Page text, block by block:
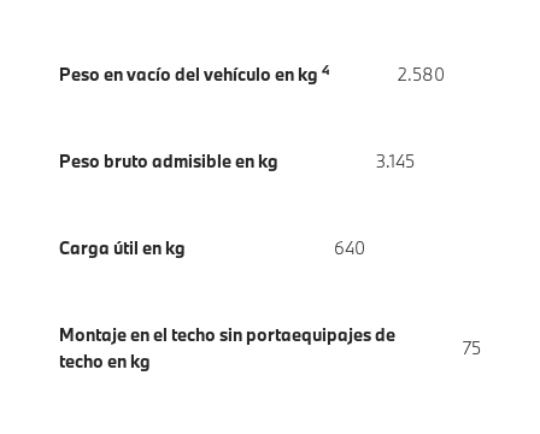
Peso en vacío del vehículo en kg 4 2.580
Peso bruto admisible en kg 3.145
Carga útil en kg 640
Montaje en el techo sin portaequipajes de
techo en kg
75